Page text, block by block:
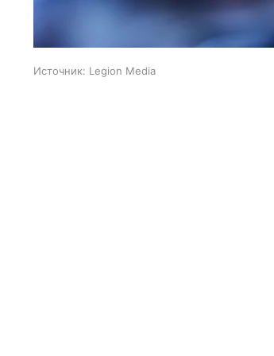
Источник: Legion Media